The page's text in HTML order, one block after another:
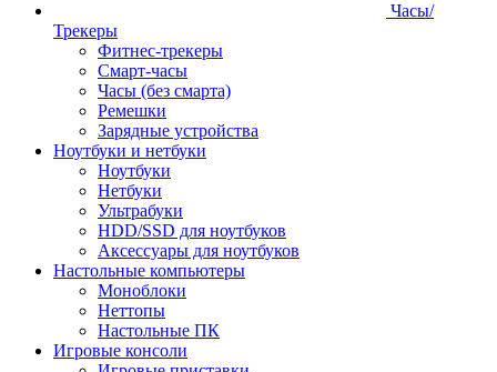
Часы/
Трекеры
Фитнес-трекеры
Смарт-часы
Часы (без смарта)
Ремешки
Зарядные устройства
Ноутбуки и нетбуки
Ноутбуки
Нетбуки
Ультрабуки
HDD/SSD для ноутбуков
Аксессуары для ноутбуков
Настольные компьютеры
Моноблоки
Неттопы
Настольные ПК
Игровые консоли